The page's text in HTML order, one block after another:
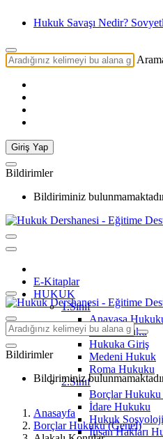
Hukuk Savaşı Nedir?
Giriş Yap
Bildirimler
Bildiriminiz
E-Kitaplar
HUKUK
1.Sınıf
Anayasa
Aile Hukuku
Hukuka Giriş
Medeni Hukuk
Roma Hukuku
2.Sınıf
Borçlar Hukuku
İdare Hukuku
Hukuk
İnsan Hakları
Bildirimler
Bildiriminiz
Anasayfa
Borçlar Hukuku (Genel)